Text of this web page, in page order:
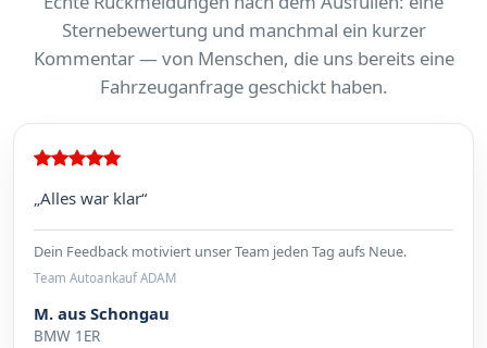
Sternebewertung und manchmal ein kurzer
Kommentar — von Menschen, die uns bereits eine
Fahrzeuganfrage geschickt haben.
„Alles war klar“
Dein Feedback motiviert unser Team jeden Tag aufs Neue.
Team Autoankauf ADAM
M. aus Schongau
BMW 1ER